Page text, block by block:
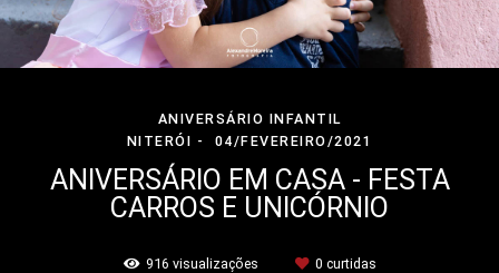
ANIVERSÁRIO INFANTIL
NITERÓI
04/FEVEREIRO/2021
ANIVERSÁRIO EM CASA - FESTA
CARROS E UNICÓRNIO
916 visualizações 0 curtidas